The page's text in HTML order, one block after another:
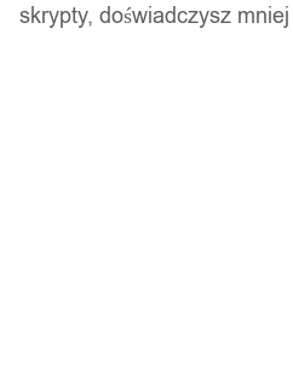
Wsparcie w zakupie
skrypty, doświadczysz